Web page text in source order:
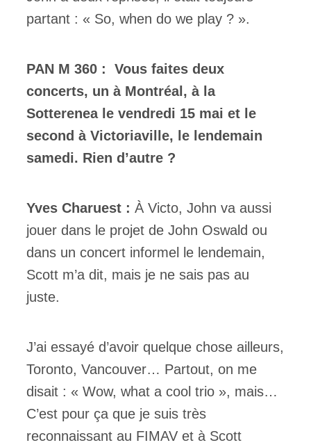
partant : « So, when do we play ? ».
PAN M 360 : Vous faites deux
concerts, un à Montréal, à la
Sotterenea le vendredi 15 mai et le
second à Victoriaville, le lendemain
samedi. Rien d’autre ?
Yves Charuest : À Victo, John va aussi
jouer dans le projet de John Oswald ou
dans un concert informel le lendemain,
Scott m’a dit, mais je ne sais pas au
juste.
J’ai essayé d’avoir quelque chose ailleurs,
Toronto, Vancouver… Partout, on me
disait : « Wow, what a cool trio », mais…
C’est pour ça que je suis très
reconnaissant au FIMAV et à Scott